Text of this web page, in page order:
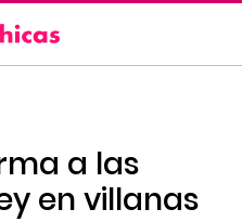
a las
en villanas